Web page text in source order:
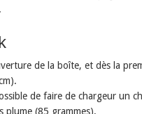
de la boîte, et dès la
de faire de chargeur un
plume (85 grammes).